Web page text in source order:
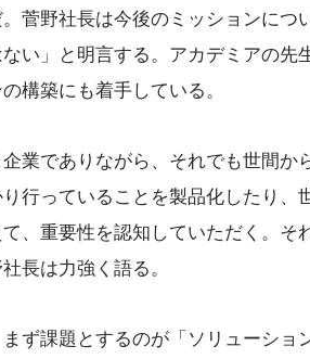
菅野社長は今後のミッションに
い」と明言する。アカデミアの
構築にも着手している。
業でありながら、それでも世間か
行っていることを製品化したり、
、重要性を認知していただく。そ
長は力強く語る。
ず課題とするのが「ソリューシ